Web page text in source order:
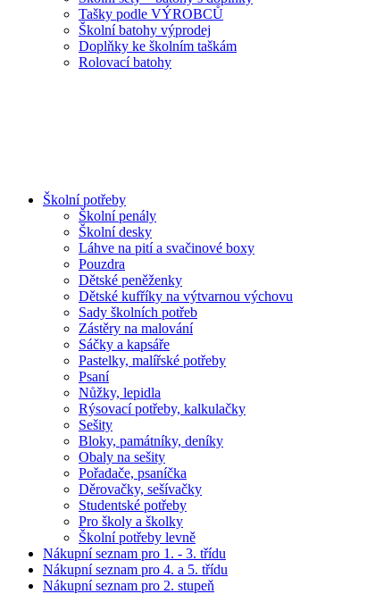
Tašky podle VÝROBCŮ
Školní batohy výprodej
Doplňky ke školním taškám
Rolovací batohy
Školní potřeby
Školní penály
Školní desky
Láhve na pití a svačinové boxy
Pouzdra
Dětské peněženky
Dětské kufříky na výtvarnou výchovu
Sady školních potřeb
Zástěry na malování
Sáčky a kapsáře
Pastelky, malířské potřeby
Psaní
Nůžky, lepidla
Rýsovací potřeby, kalkulačky
Sešity
Bloky, památníky, deníky
Obaly na sešity
Pořadače, psaníčka
Děrovačky, sešívačky
Studentské potřeby
Pro školy a školky
Školní potřeby levně
Nákupní seznam pro 1. - 3. třídu
Nákupní seznam pro 4. a 5. třídu
Nákupní seznam pro 2. stupeň